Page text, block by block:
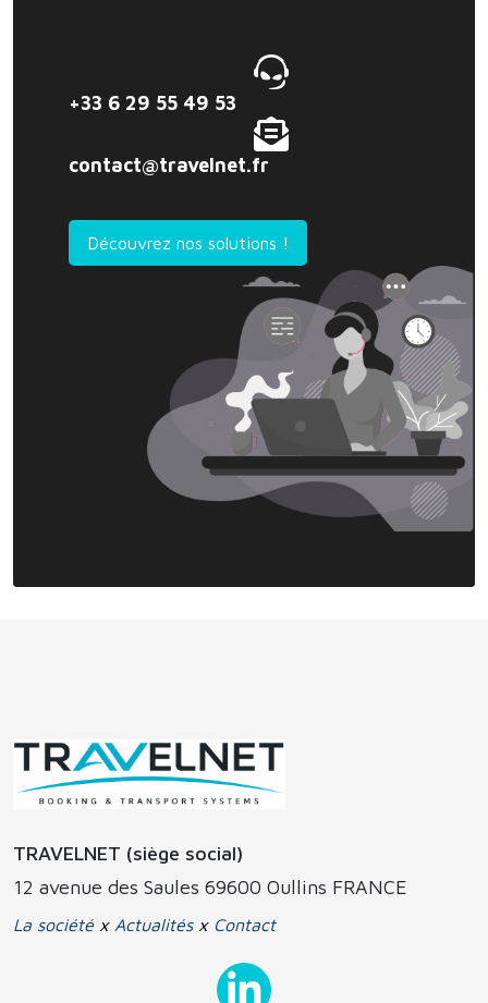
+33 6 29 55 49 53
contact@travelnet.fr
Découvrez nos solutions !
TRAVELNET (siège social)
12 avenue des Saules 69600 Oullins FRANCE
La société x Actualitésx Contact